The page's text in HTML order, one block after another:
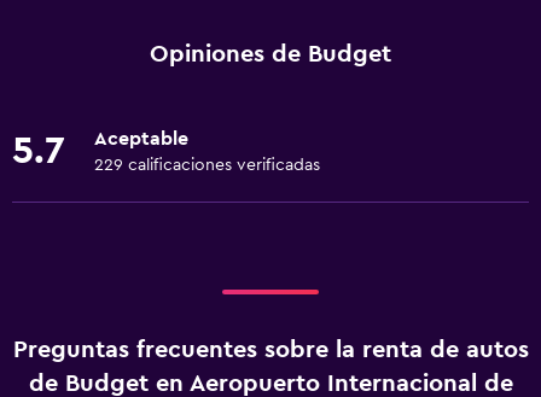
Opiniones de Budget
5.7 Aceptable
229 calificaciones verificadas
Preguntas frecuentes sobre la renta de autos
de Budget en Aeropuerto Internacional de